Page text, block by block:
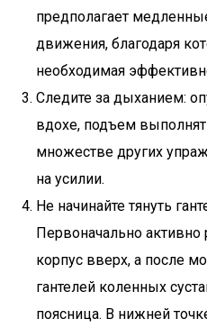
предполагает
движения, благодаря
необходимая
Следите за дыханием:
вдохе, подъем
множестве других
на усилии.
Не начинайте тянуть
Первоначально активно
корпус вверх, а после
гантелей коленных
поясница. В нижней